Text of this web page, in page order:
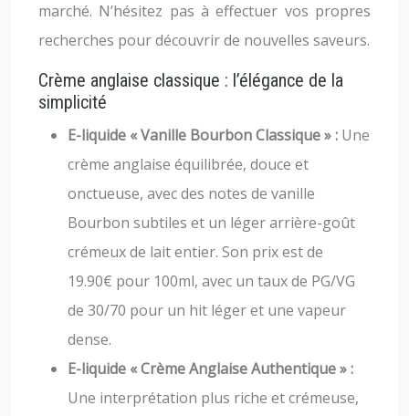
marché. N’hésitez pas à effectuer vos propres
recherches pour découvrir de nouvelles saveurs.
Crème anglaise classique : l’élégance de la
simplicité
E-liquide « Vanille Bourbon Classique » : Une
crème anglaise équilibrée, douce et
onctueuse, avec des notes de vanille
Bourbon subtiles et un léger arrière-goût
crémeux de lait entier. Son prix est de
19.90€ pour 100ml, avec un taux de PG/VG
de 30/70 pour un hit léger et une vapeur
dense.
E-liquide « Crème Anglaise Authentique » :
Une interprétation plus riche et crémeuse,